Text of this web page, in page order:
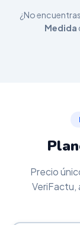
¿No
Medida
Precio
VeriFactu,